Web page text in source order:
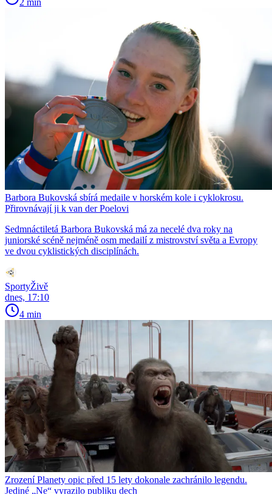
Barbora Bukovská sbírá medaile v horském kole i cyklokrosu.
Přirovnávají ji k van der Poelovi
Sedmnáctiletá Barbora Bukovská má za necelé dva roky na
juniorské scéně nejméně osm medailí z mistrovství světa a Evropy
ve dvou cyklistických disciplínách.
SportyŽivě
dnes, 17:10
4 min
Zrození Planety opic před 15 lety dokonale zachránilo legendu.
Jediné „Ne“ vyrazilo publiku dech